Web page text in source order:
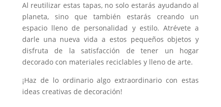
Al reutilizar estas tapas, no solo estarás ayudando al
planeta, sino que también estarás creando un
espacio lleno de personalidad y estilo. Atrévete a
darle una nueva vida a estos pequeños objetos y
disfruta de la satisfacción de tener un hogar
decorado con materiales reciclables y lleno de arte.
¡Haz de lo ordinario algo extraordinario con estas
ideas creativas de decoración!